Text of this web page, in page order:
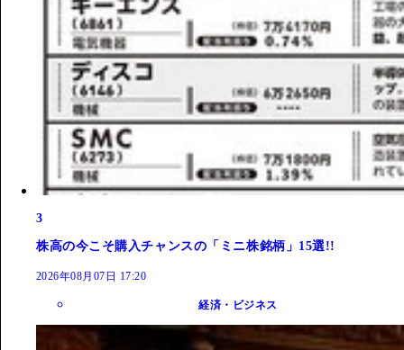
3
株高の今こそ購入チャンスの「ミニ株銘柄」15選!!
2026年08月07日 17:20
経済・ビジネス